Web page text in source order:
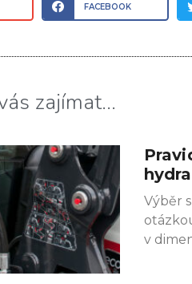
FACEBOOK
zajímat...
Výběr
v